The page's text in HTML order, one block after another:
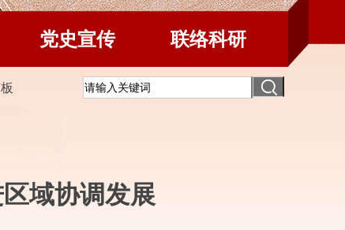
党史宣传 联络科研
域协调发展